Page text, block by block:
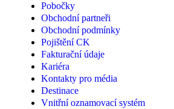
Pobočky
Obchodní partneři
Obchodní podmínky
Pojištění CK
Fakturační údaje
Kariéra
Kontakty pro média
Destinace
Vnitřní oznamovací systém